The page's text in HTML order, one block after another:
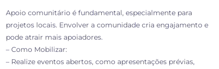
Apoio comunitário é fundamental, especialmente para
projetos locais. Envolver a comunidade cria engajamento e
pode atrair mais apoiadores.
– Como Mobilizar:
– Realize eventos abertos, como apresentações prévias,